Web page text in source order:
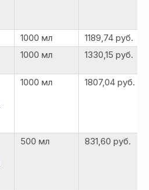
1000 мл
1189,74 руб.
1000 мл 1330,15 руб.
1000 мл 1807,04 руб.
500 мл 831,60 руб.